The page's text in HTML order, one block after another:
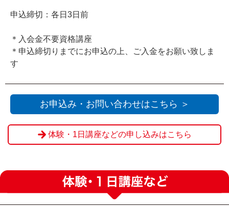
申込締切：各日3日前
＊入会金不要資格講座
＊申込締切りまでにお申込の上、ご入金をお願い致しま
す
お申込み・お問い合わせはこちら ＞
体験・1日講座などの申し込みはこちら